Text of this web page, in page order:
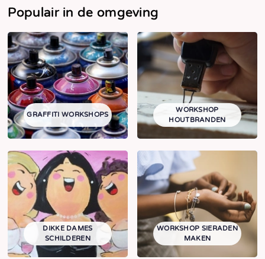
Populair in de omgeving
GRAFFITI WORKSHOPS
WORKSHOP
HOUTBRANDEN
DIKKE DAMES
SCHILDEREN
WORKSHOP SIERADEN
MAKEN